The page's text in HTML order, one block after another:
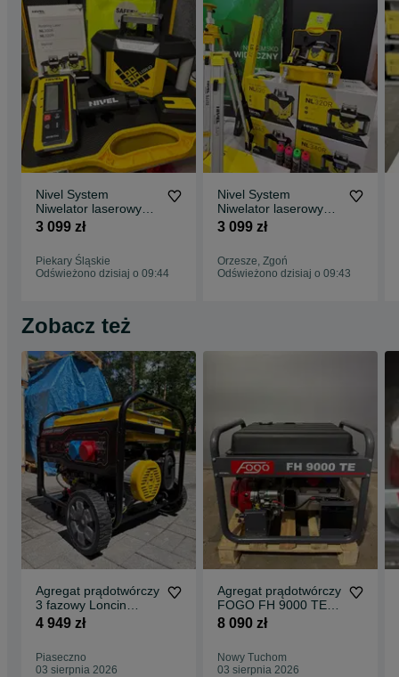
Nivel System
Niwelator laserowy
NL320 R lata statyw
+ Dalmierz HDM Little
Friend
3 099 zł
Piekary Śląskie
Odświeżono dzisiaj o 09:44
Nivel System
Niwelator laserowy
NL320 R lata statyw
3 099 zł
Orzesze, Zgoń
Odświeżono dzisiaj o 09:43
Zobacz też
Agregat prądotwórczy
3 fazowy Loncin
LC10000D-S moc
4 949 zł
Piaseczno
03 sierpnia 2026
Agregat prądotwórczy
FOGO FH 9000 TE
Honda GX390
8 090 zł
Nowy Tuchom
03 sierpnia 2026